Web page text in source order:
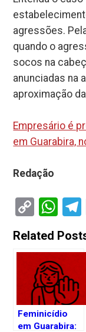
agressões.
quando o
socos na
anunciadas na
aproximação
Empresário é
em Guarabira,
Redação
Copy
Link
Related
Feminicídio
em Guarabira: